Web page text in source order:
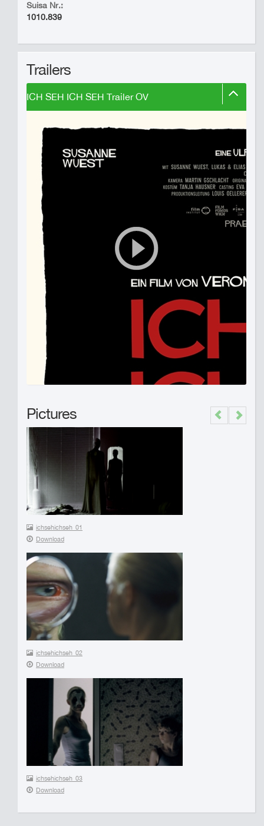
Suisa Nr.:
1010.839
Trailers
ICH SEH ICH SEH Trailer OV
Pictures
ichsehichseh_01
Download
ichsehichseh_02
Download
ichsehichseh_03
Download
Previous
Next